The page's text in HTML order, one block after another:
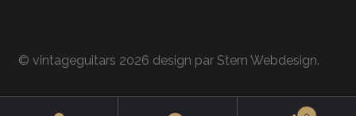
© vintageguitars 2026 design par Stern Webdesign.